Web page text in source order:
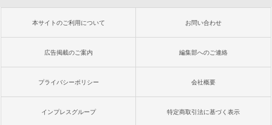
本サイトのご利用について お問い合わせ
広告掲載のご案内 編集部へのご連絡
プライバシーポリシー 会社概要
インプレスグループ 特定商取引法に基づく表示